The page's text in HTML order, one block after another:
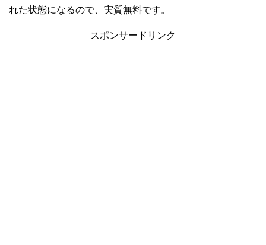
れた状態になるので、実質無料です。
スポンサードリンク